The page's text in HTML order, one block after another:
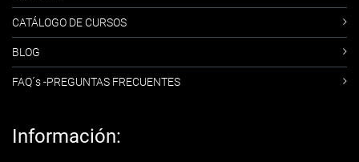
CATÁLOGO DE CURSOS
BLOG
FAQ´s -PREGUNTAS FRECUENTES
Información: